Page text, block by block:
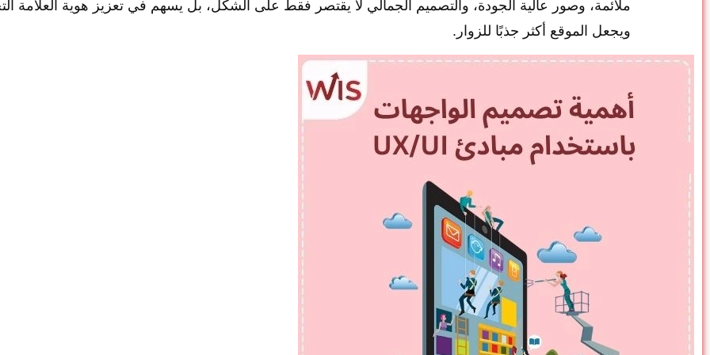
ملائمة، وصور عالية الجودة، والتصميم الجمالي لا يقتصر فقط على الشكل، بل يسهم في تعزيز هوية العلامة
ويجعل الموقع أكثر جذبًا للزوار.